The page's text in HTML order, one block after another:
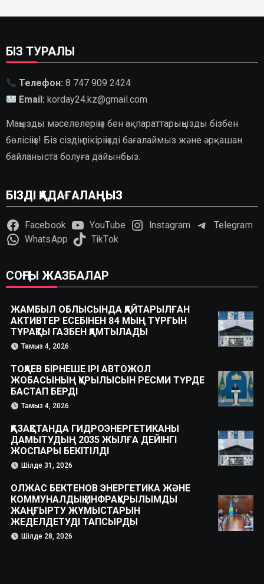
БІЗ ТУРАЛЫ
Телефон: 8 747 909 2424
Email: korday24.kz@gmail.com
Маңызды мәселелеріңіз бен ақпараттарыңызды бізбен
бөлісіңіз! Біз сіздің пікіріңізді бағалаймыз және әрқашан
байланыста болуға дайынбыз.
БІЗДІ ҚАДАҒАЛАҢЫЗ
Facebook YouTube Instagram
Telegram
WhatsApp
TikTok
СОҢҒЫ ЖАЗБАЛАР
ЖАМБЫЛ ОБЛЫСЫНДА ҚАЙТАРЫЛҒАН
АКТИВТЕР ЕСЕБІНЕН 84 МЫҢ ТҰРҒЫН
ТҰРАҚТЫ ГАЗБЕН ҚАМТЫЛАДЫ
Тамыз 4, 2026
ТОҚАЕВ БІРНЕШЕ ІРІ АВТОЖОЛ
ЖОБАСЫНЫҢ ҚҰРЫЛЫСЫН РЕСМИ ТҮРДЕ
БАСТАП БЕРДІ
Тамыз 4, 2026
ҚАЗАҚСТАНДА ГИДРОЭНЕРГЕТИКАНЫ
ДАМЫТУДЫҢ 2035 ЖЫЛҒА ДЕЙІНГІ
ЖОСПАРЫ БЕКІТІЛДІ
Шілде 31, 2026
ОЛЖАС БЕКТЕНОВ ЭНЕРГЕТИКА ЖӘНЕ
КОММУНАЛДЫҚ ИНФРАҚҰРЫЛЫМДЫ
ЖАҢҒЫРТУ ЖҰМЫСТАРЫН
ЖЕДЕЛДЕТУДІ ТАПСЫРДЫ
Шілде 28, 2026